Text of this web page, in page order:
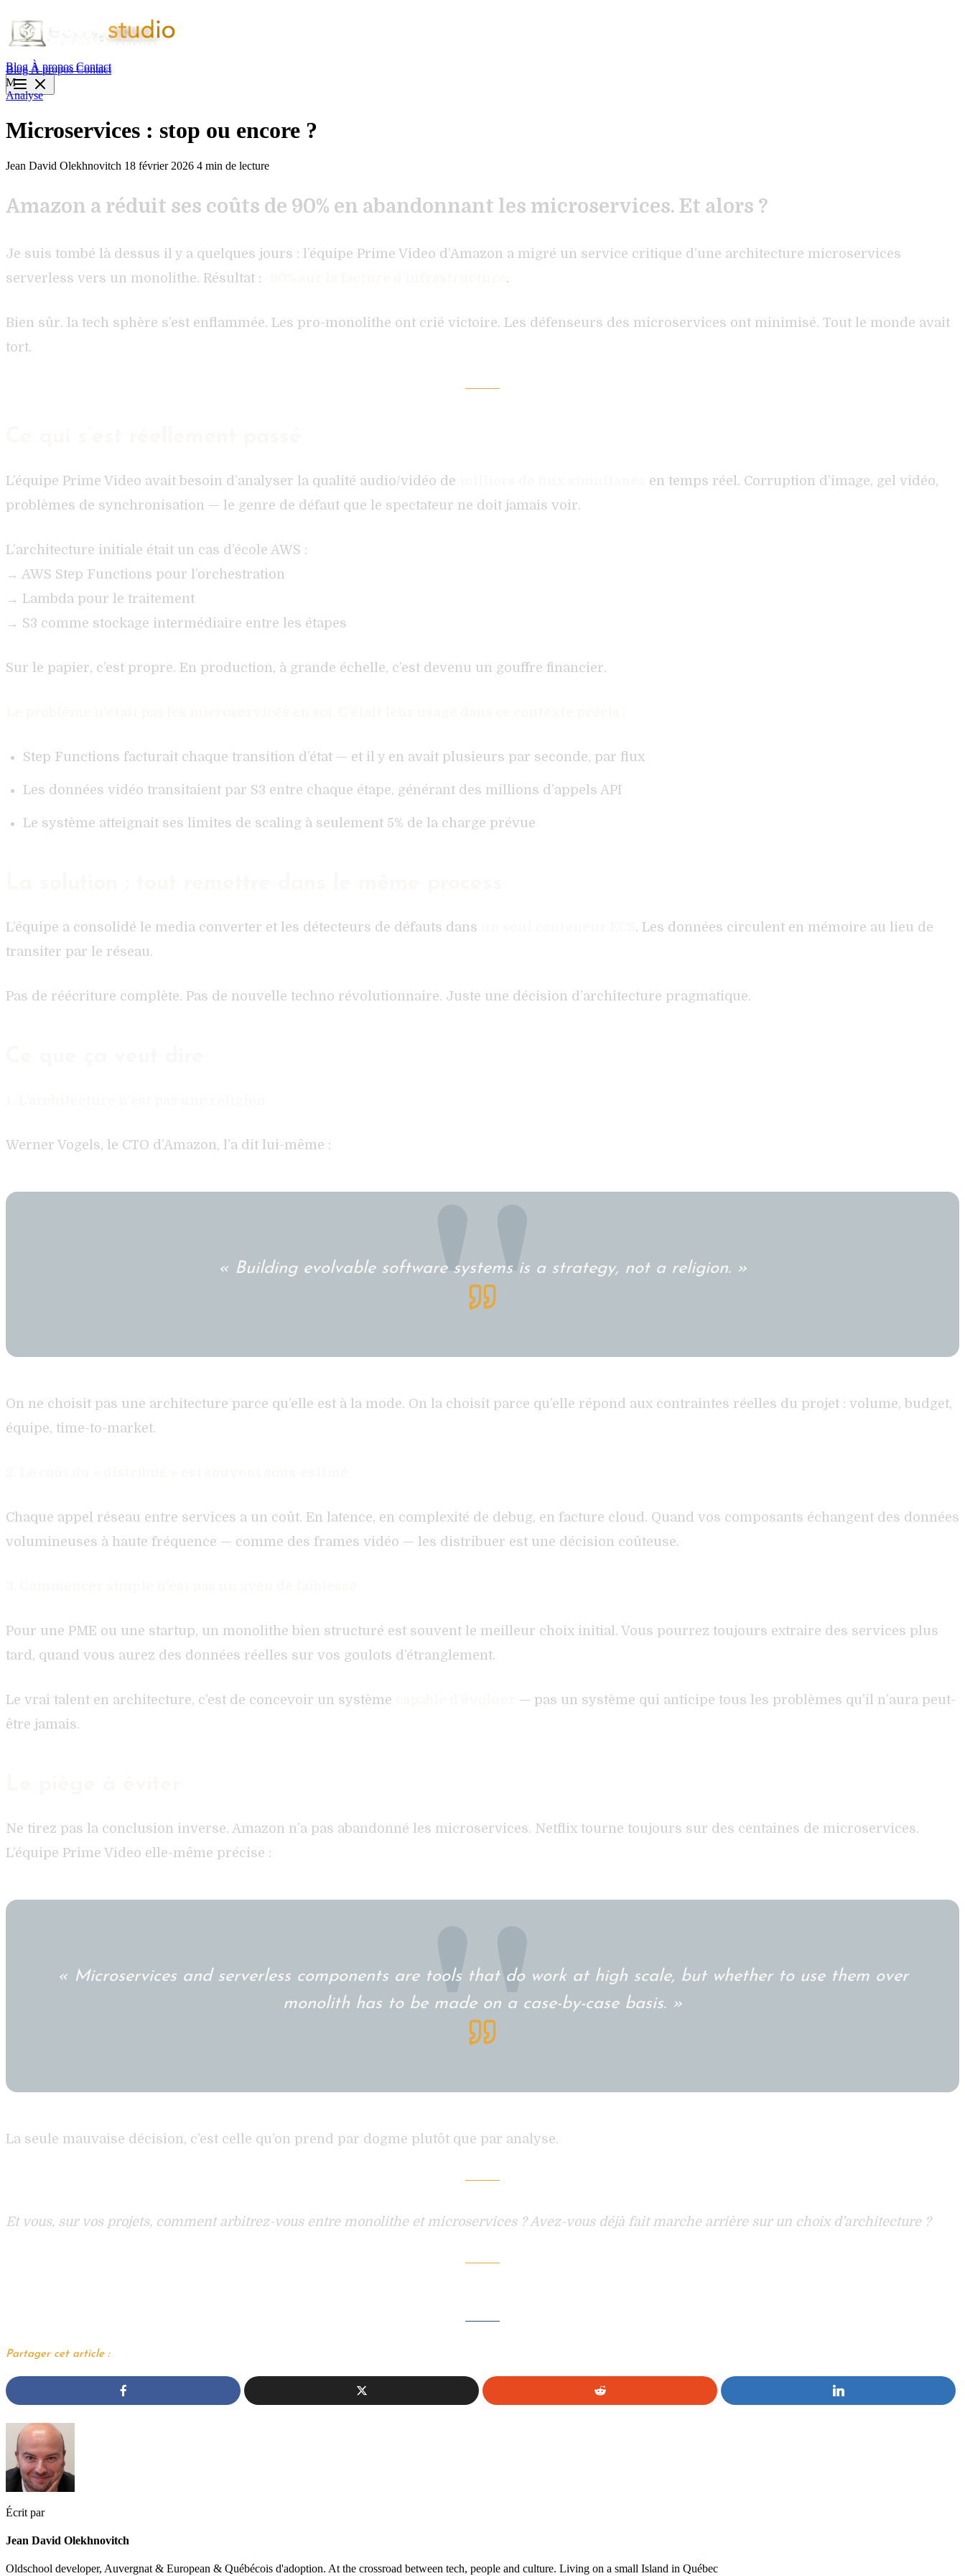
Blog À propos Contact
BlogÀ proposContact
M
Analyse
Microservices : stop ou encore ?
Jean David Olekhnovitch 18 février 2026 4 min de lecture
Amazon a réduit ses coûts de 90% en abandonnant les microservices. Et alors ?
Je suis tombé là dessus il y a quelques jours : l’équipe Prime Video d’Amazon a migré un service critique d’une architecture microservices
serverless vers un monolithe. Résultat :
.
Bien sûr. la tech sphère s’est enflammée. Les pro-monolithe ont crié victoire. Les défenseurs des microservices ont minimisé. Tout le monde avait
tort.
L’équipe Prime Video avait besoin d’analyser la qualité audio/vidéo de
en temps réel. Corruption d’image, gel vidéo,
problèmes de synchronisation — le genre de défaut que le spectateur ne doit jamais voir.
L’architecture initiale était un cas d’école AWS :
→ AWS Step Functions pour l’orchestration
→ Lambda pour le traitement
→ S3 comme stockage intermédiaire entre les étapes
Sur le papier, c’est propre. En production, à grande échelle, c’est devenu un gouffre financier.
Step Functions facturait chaque transition d’état — et il y en avait plusieurs par seconde, par flux
Les données vidéo transitaient par S3 entre chaque étape, générant des millions d’appels API
Le système atteignait ses limites de scaling à seulement 5% de la charge prévue
L’équipe a consolidé le media converter et les détecteurs de défauts dans
. Les données circulent en mémoire au lieu de
transiter par le réseau.
Pas de réécriture complète. Pas de nouvelle techno révolutionnaire. Juste une décision d’architecture pragmatique.
Werner Vogels, le CTO d’Amazon, l’a dit lui-même :
« Building evolvable software systems is a strategy, not a religion. »
On ne choisit pas une architecture parce qu’elle est à la mode. On la choisit parce qu’elle répond aux contraintes réelles du projet : volume, budget,
équipe, time-to-market.
Chaque appel réseau entre services a un coût. En latence, en complexité de debug, en facture cloud. Quand vos composants échangent des données
volumineuses à haute fréquence — comme des frames vidéo — les distribuer est une décision coûteuse.
Pour une PME ou une startup, un monolithe bien structuré est souvent le meilleur choix initial. Vous pourrez toujours extraire des services plus
tard, quand vous aurez des données réelles sur vos goulots d’étranglement.
Le vrai talent en architecture, c’est de concevoir un système
— pas un système qui anticipe tous les problèmes qu’il n’aura peut-
être jamais.
Ne tirez pas la conclusion inverse. Amazon n’a pas abandonné les microservices. Netflix tourne toujours sur des centaines de microservices.
L’équipe Prime Video elle-même précise :
« Microservices and serverless components are tools that do work at high scale, but whether to use them over
monolith has to be made on a case-by-case basis. »
La seule mauvaise décision, c’est celle qu’on prend par dogme plutôt que par analyse.
Et vous, sur vos projets, comment arbitrez-vous entre monolithe et microservices ? Avez-vous déjà fait marche arrière sur un choix d’architecture ?
Partager cet article :
Écrit par
Jean David Olekhnovitch
Oldschool developer, Auvergnat & European & Québécois d'adoption. At the crossroad between tech, people and culture. Living on a small Island in Québec